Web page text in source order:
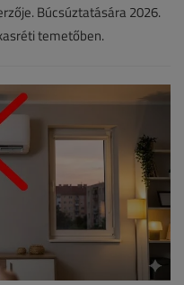
Búcsúztatására 2026.
temetőben.